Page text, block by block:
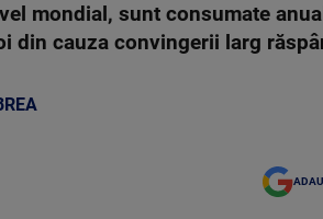
mondial, sunt consumate
din cauza convingerii larg